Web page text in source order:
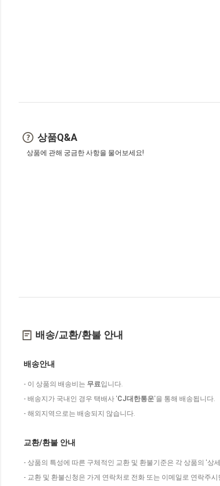
상품Q&A
상품에 관해 궁금한 사항을 물어보세요!
배송/교환/환불 안내
배송안내
- 이 상품의 배송비는 무료입니다.
- 배송지가 국내인 경우 택배사 'CJ대한통운'을 통해 배송됩니다.
- 해외지역으로는 배송되지 않습니다.
교환/환불 안내
- 상품의 특성에 따른 구체적인 교환 및 환불기준은 각 상품의 '상
- 교환 및 환불신청은 가게 연락처로 전화 또는 이메일로 연락주